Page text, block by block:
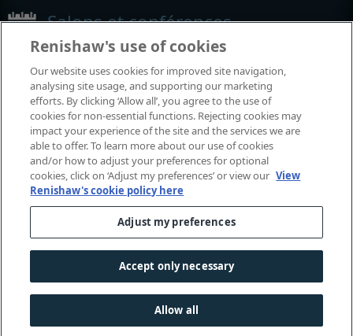
Salons et conférences
© 2001–2026 Renishaw plc. Tous droits réservés.
Contactez-nous|Juridique et conformité|Accessibilité|
Confidentialité
Avis linguistique relatif aux genres
Renishaw's use of cookies
Our website uses cookies for improved site navigation,
analysing site usage, and supporting our marketing
efforts. By clicking ‘Allow all’, you agree to the use of
cookies for non-essential functions. Rejecting cookies may
impact your experience of the site and the services we are
able to offer. To learn more about our use of cookies
and/or how to adjust your preferences for optional
cookies, click on ‘Adjust my preferences’ or view our View
Renishaw's cookie policy here
Adjust my preferences
Accept only necessary
Allow all